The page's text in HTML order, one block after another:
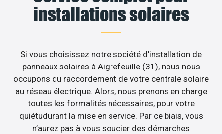
installations solaires
Si vous choisissez notre société d’installation de
panneaux solaires à Aigrefeuille (31), nous nous
occupons du raccordement de votre centrale solaire
au réseau électrique. Alors, nous prenons en charge
toutes les formalités nécessaires, pour votre
quiétudurant la mise en service. Par ce biais, vous
n’aurez pas à vous soucier des démarches